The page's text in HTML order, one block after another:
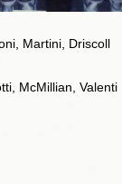
Martini, Driscoll
McMillian, Valenti